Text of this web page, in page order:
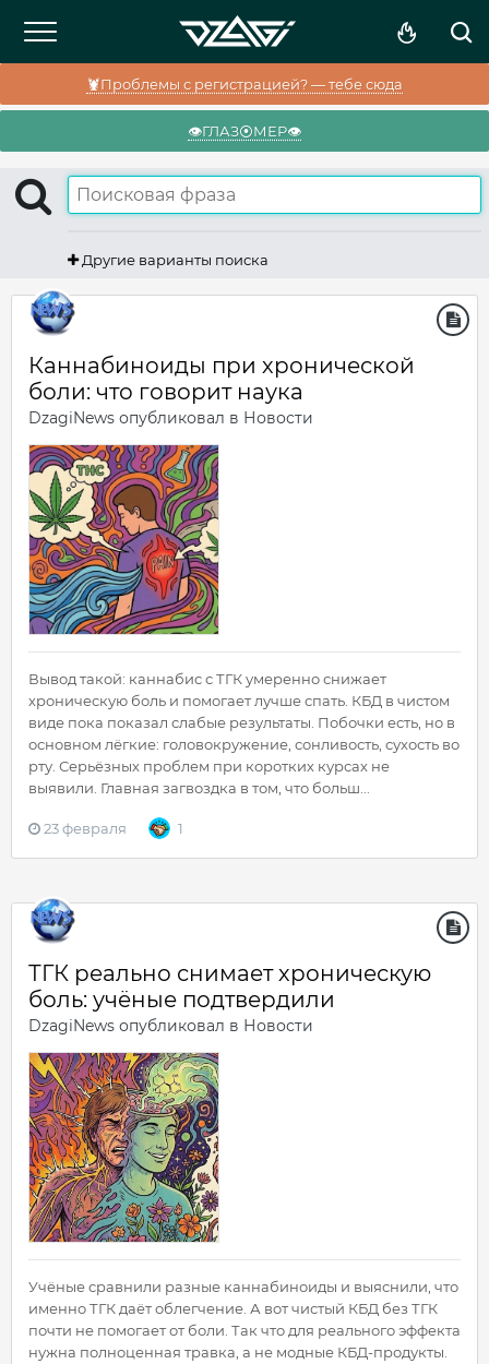
🦞Проблемы с регистрацией? — тебе сюда
👁️ГЛАЗ⦿МЕР👁️
Другие варианты поиска
Каннабиноиды при хронической
боли: что говорит наука
DzagiNews опубликовал в Новости
Вывод такой: каннабис с ТГК умеренно снижает
хроническую боль и помогает лучше спать. КБД в чистом
виде пока показал слабые результаты. Побочки есть, но в
основном лёгкие: головокружение, сонливость, сухость во
рту. Серьёзных проблем при коротких курсах не
выявили. Главная загвоздка в том, что больш...
23 февраля 1
ТГК реально снимает хроническую
боль: учёные подтвердили
DzagiNews опубликовал в Новости
Учёные сравнили разные каннабиноиды и выяснили, что
именно ТГК даёт облегчение. А вот чистый КБД без ТГК
почти не помогает от боли. Так что для реального эффекта
нужна полноценная травка, а не модные КБД-продукты.